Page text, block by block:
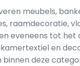
meubels,
raamdecoratie,
eveneens tot
en
binnen deze